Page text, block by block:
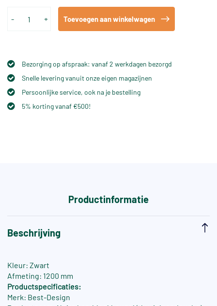
- + Toevoegen aan winkelwagen
Bezorging op afspraak: vanaf 2 werkdagen bezorgd
Snelle levering vanuit onze eigen magazijnen
Persoonlijke service, ook na je bestelling
5% korting vanaf €500!
Productinformatie
Beschrijving
Kleur: Zwart
Afmeting: 1200 mm
Productspecificaties:
Merk: Best-Design